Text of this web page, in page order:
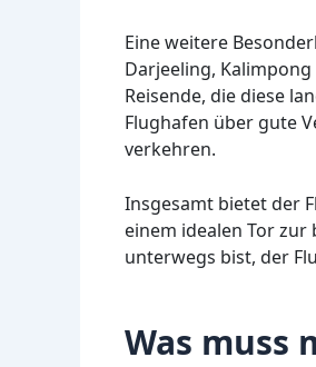
Eine weitere
Darjeeling,
Reisende, die diese
Flughafen über gute
verkehren.
Insgesamt bietet der
einem idealen Tor
unterwegs bist, der
Was muss